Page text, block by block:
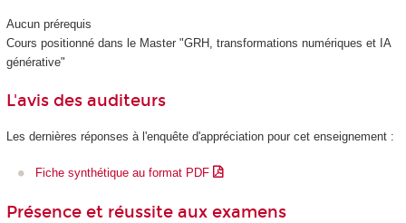
Aucun prérequis
Cours positionné dans le Master "GRH, transformations numériques et IA
générative"
L'avis des auditeurs
Les dernières réponses à l'enquête d'appréciation pour cet enseignement :
Fiche synthétique au format PDF
Présence et réussite aux examens